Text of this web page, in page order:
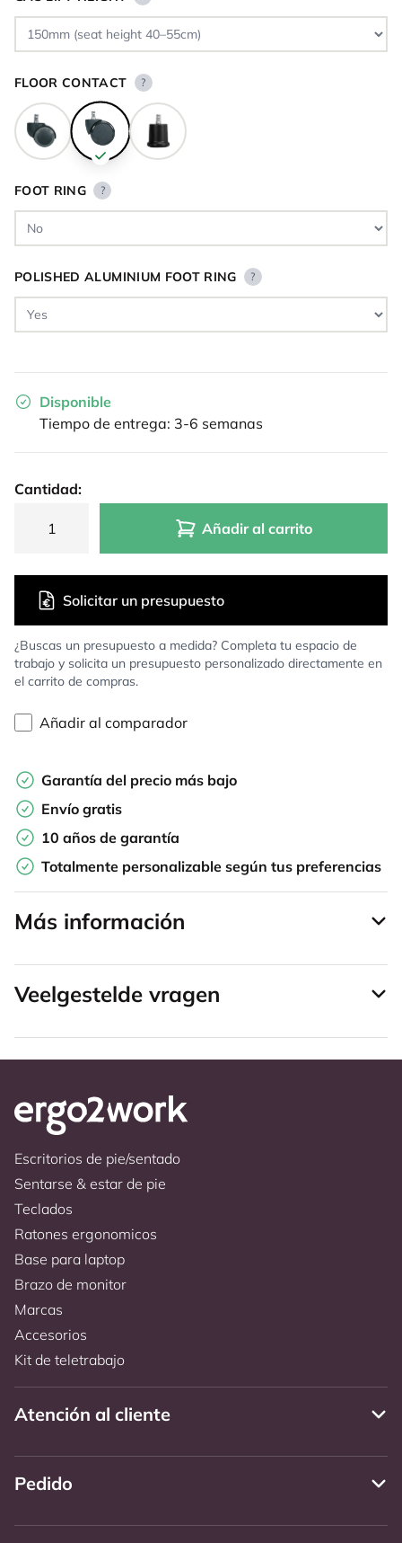
FLOOR CONTACT ?
FOOT RING ?
POLISHED ALUMINIUM FOOT RING ?
Disponible
Tiempo de entrega: 3-6 semanas
Cantidad:
Añadir al carrito
¿Buscas un presupuesto a medida? Completa tu espacio de
trabajo y solicita un presupuesto personalizado directamente en
el carrito de compras.
Solicitar un presupuesto
Añadir al comparador
Garantía del precio más bajo
Envío gratis
10 años de garantía
Totalmente personalizable según tus preferencias
Más información
Veelgestelde vragen
Escritorios de pie/sentado
Sentarse & estar de pie
Teclados
Ratones ergonomicos
Base para laptop
Brazo de monitor
Marcas
Accesorios
Kit de teletrabajo
Atención al cliente
Pedido